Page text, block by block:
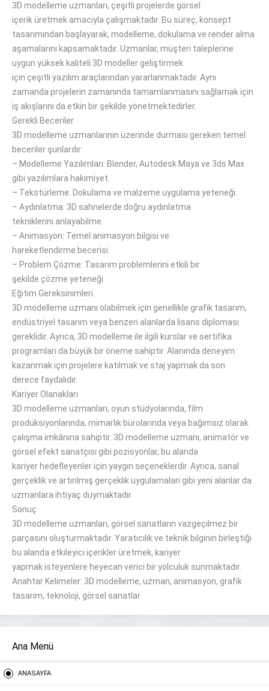
3D modelleme uzmanları, çeşitli projelerde görsel
içerik üretmek amacıyla çalışmaktadır. Bu süreç, konsept
tasarımından başlayarak, modelleme, dokulama ve render alma
aşamalarını kapsamaktadır. Uzmanlar, müşteri taleplerine
uygun yüksek kaliteli 3D modeller geliştirmek
için çeşitli yazılım araçlarından yararlanmaktadır. Aynı
zamanda projelerin zamanında tamamlanmasını sağlamak için
iş akışlarını da etkin bir şekilde yönetmektedirler.
Gerekli Beceriler
3D modelleme uzmanlarının üzerinde durması gereken temel
beceriler şunlardır:
– Modelleme Yazılımları: Blender, Autodesk Maya ve 3ds Max
gibi yazılımlara hakimiyet.
– Tekstürleme: Dokulama ve malzeme uygulama yeteneği
– Aydınlatma: 3D sahnelerde doğru aydınlatma
tekniklerini anlayabilme
– Animasyon: Temel animasyon bilgisi ve
hareketlendirme becerisi
– Problem Çözme: Tasarım problemlerini etkili bir
şekilde çözme yeteneği
Eğitim Gereksinimleri
3D modelleme uzmanı olabilmek için genellikle grafik tasarım,
endüstriyel tasarım veya benzeri alanlarda lisans diploması
gereklidir. Ayrıca, 3D modelleme ile ilgili kurslar ve sertifika
programları da büyük bir öneme sahiptir. Alanında deneyim
kazanmak için projelere katılmak ve staj yapmak da son
derece faydalıdır.
Kariyer Olanakları
3D modelleme uzmanları, oyun stüdyolarında, film
prodüksiyonlarında, mimarlık bürolarında veya bağımsız olarak
çalışma imkânına sahiptir. 3D modelleme uzmanı, animatör ve
görsel efekt sanatçısı gibi pozisyonlar, bu alanda
kariyer hedefleyenleriçin yaygın seçeneklerdir. Ayrıca, sanal
gerçeklik ve artırılmış gerçeklik uygulamaları gibi yeni alanlar da
uzmanlara ihtiyaç duymaktadır.
Sonuç
3D modelleme uzmanları, görsel sanatların vazgeçilmez bir
parçasını oluşturmaktadır. Yaratıcılık ve teknik bilginin birleştiği
bu alanda etkileyici içeriklerüretmek, kariyer
yapmak isteyenlere heyecan verici bir yolculuk sunmaktadır.
Anahtar Kelimeler: 3D modelleme, uzman, animasyon, grafik
tasarım, teknoloji, görsel sanatlar
Ana Menü
ANASAYFA